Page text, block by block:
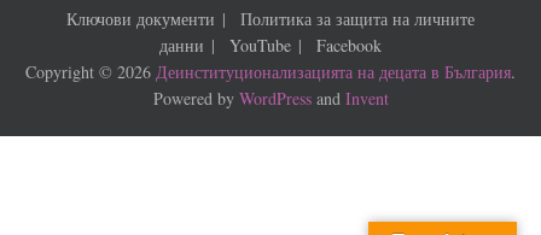
Ключови документи
Политика за защита на личните
данни
YouTube
Facebook
Copyright © 2026 Деинституционализацията на децата в България.
Powered by WordPressand Invent